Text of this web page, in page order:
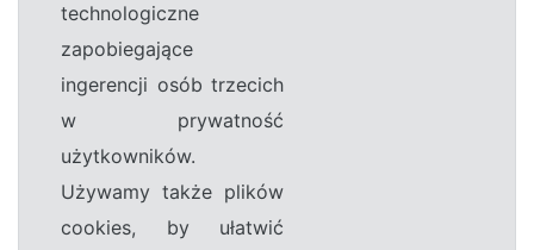
technologiczne
zapobiegające
ingerencji osób trzecich
w prywatność
użytkowników.
Używamy także plików
cookies, by ułatwić